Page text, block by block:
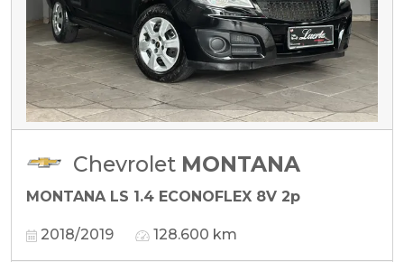
Chevrolet MONTANA
MONTANA LS 1.4 ECONOFLEX 8V 2p
2018/2019 128.600 km